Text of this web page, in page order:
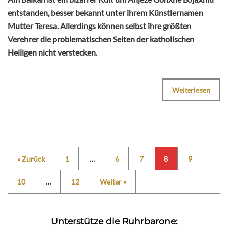
entstanden, besser bekannt unter ihrem Künstlernamen
Mutter Teresa. Allerdings können selbst ihre größten
Verehrer die problematischen Seiten der katholischen
Heiligen nicht verstecken.
Weiterlesen
« Zurück 1 … 6 7 8 9
10 … 12 Weiter »
Unterstütze die Ruhrbarone: